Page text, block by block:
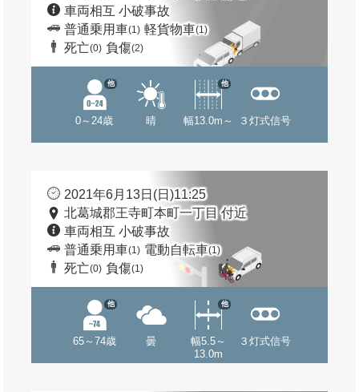
車両相互 小破事故
普通乗用車(1) 軽貨物車(1)
死亡(0) 負傷(2)
0～24歳
他
晴 幅13.0m～
他
３灯式信号
2021年6月13日(日)11:25
北葛城郡王寺町本町一丁目 付近
車両相互 小破事故
普通乗用車(1) 電動自転車(1)
死亡(0) 負傷(1)
65～74歳
他
曇
幅5.5～
13.0m
他
３灯式信号